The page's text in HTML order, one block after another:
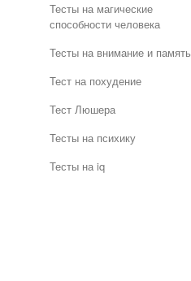
Тесты на магические
способности человека
Тесты на внимание и память
Тест на похудение
Тест Люшера
Тесты на психику
Тесты на iq